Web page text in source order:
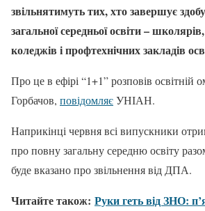
звільнятимуть тих, хто завершує
загальної середньої освіти –
коледжів і профтехнічних закладів
Про це в ефірі “1+1” розповів освітній
Горбачов, повідомляєУНІАН.
Наприкінці червня всі випускники
про повну загальну середню освіту
буде вказано про звільнення від ДПА.
Читайте також: Руки геть від ЗНО: